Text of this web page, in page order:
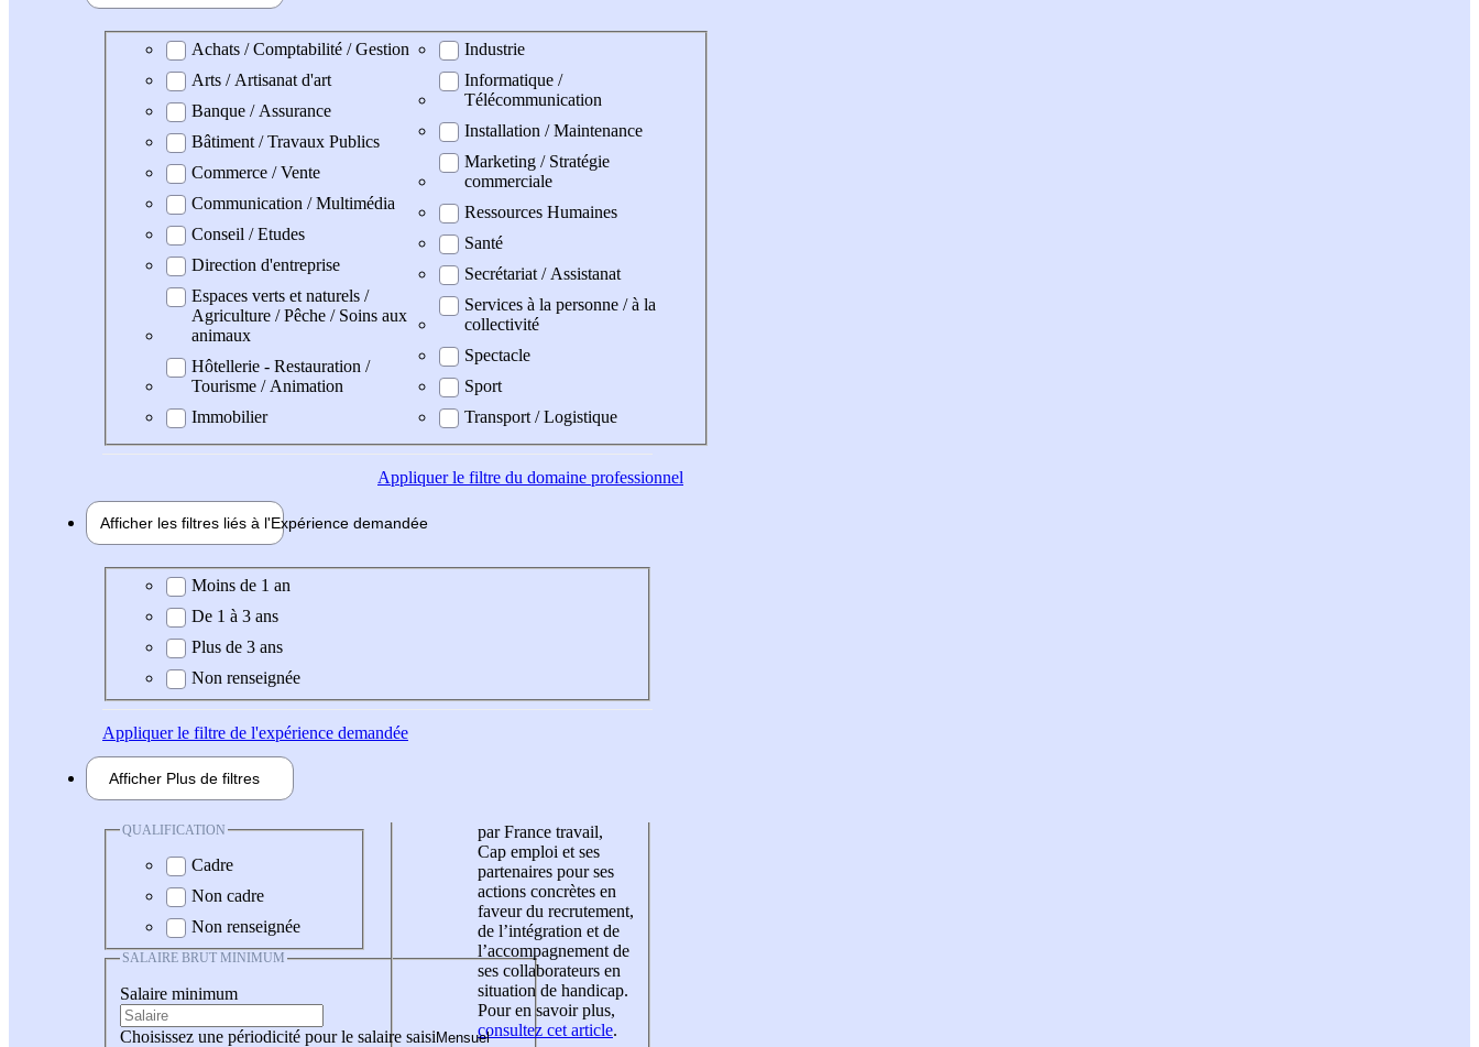
Domaine professionel
Achats / Comptabilité / Gestion
Arts / Artisanat d'art
Banque / Assurance
Bâtiment / Travaux Publics
Commerce / Vente
Communication / Multimédia
Conseil / Etudes
Direction d'entreprise
Espaces verts et naturels /
Agriculture / Pêche / Soins aux
animaux
Hôtellerie - Restauration /
Tourisme / Animation
Immobilier
Industrie
Informatique /
Télécommunication
Installation / Maintenance
Marketing / Stratégie
commerciale
Ressources Humaines
Santé
Secrétariat / Assistanat
Services à la personne / à la
collectivité
Spectacle
Sport
Transport / Logistique
Appliquerle filtre du domaine professionnel
Afficher les filtres liés à l'Expérience demandée
Expérience demandée
Moins de 1 an
De 1 à 3 ans
Plus de 3 ans
Non renseignée
Appliquerle filtre de l'expérience demandée
Afficher Plus de filtres
QUALIFICATION
Cadre
Non cadre
Non renseignée
SALAIRE BRUT MINIMUM
Salaire minimum
Choisissez une périodicité pour le salaire saisi
par France travail,
Cap emploi et ses
partenaires pour ses
actions concrètes en
faveur du recrutement,
de l’intégration et de
l’accompagnement de
ses collaborateurs en
situation de handicap.
Pour en savoir plus,
consultez cet article.